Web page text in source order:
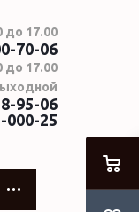
до 17.00
70-06
до 17.00
95-06
000-25